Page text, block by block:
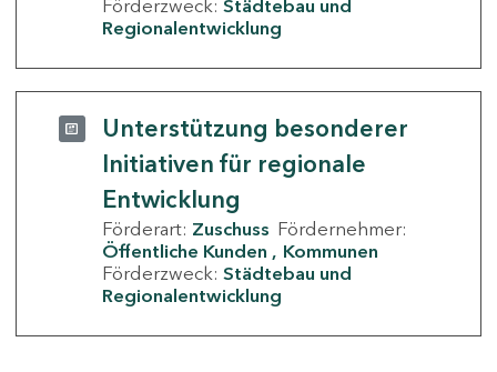
Förderzweck: Städtebau und
Regionalentwicklung
Unterstützung besonderer
Initiativen für regionale
Entwicklung
Förderart: Zuschuss Fördernehmer:
Öffentliche Kunden
Kommunen
Förderzweck: Städtebau und
Regionalentwicklung